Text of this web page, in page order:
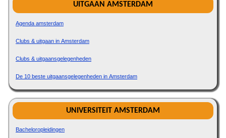
UITGAAN AMSTERDAM
Agenda amsterdam
Clubs & uitgaan in Amsterdam
Clubs & uitgaansgelegenheden
De 10 beste uitgaansgelegenheden in Amsterdam
UNIVERSITEIT AMSTERDAM
Bacheloropleidingen